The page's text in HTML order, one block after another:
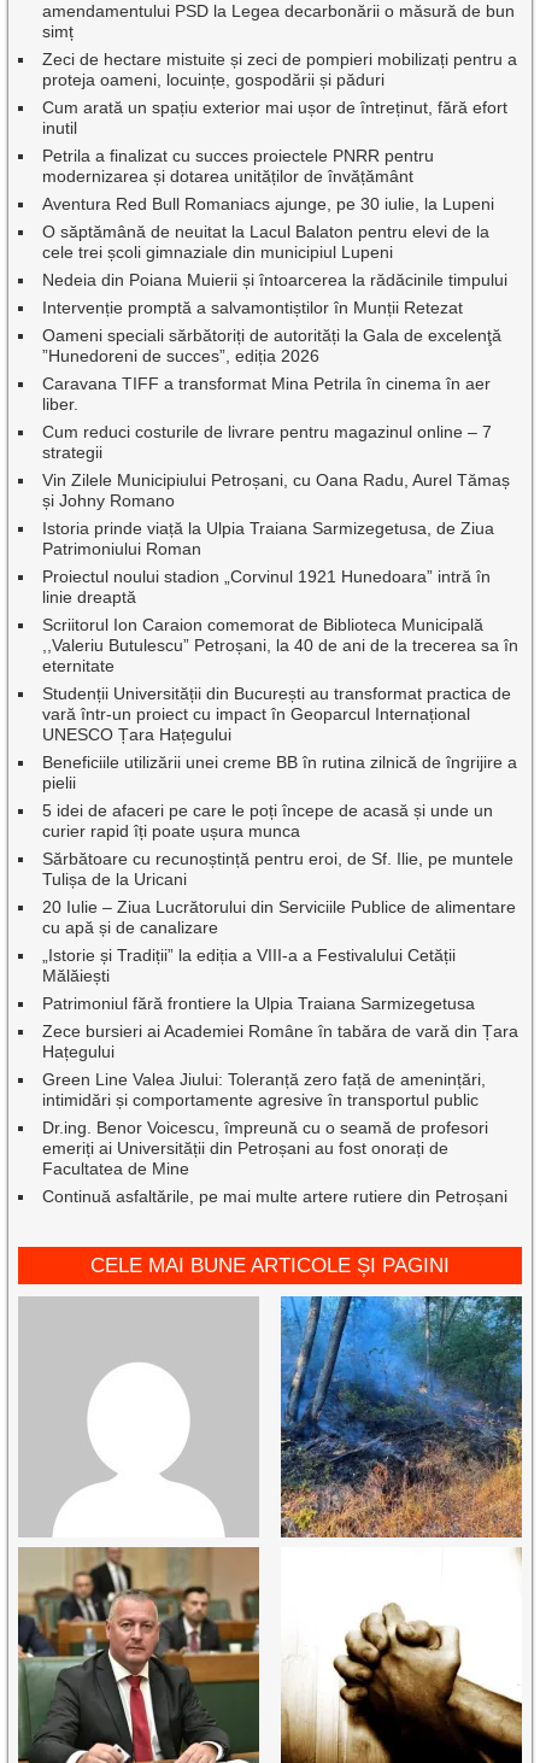
amendamentului PSD la Legea decarbonării o măsură de bun
simț
Zeci de hectare mistuite și zeci de pompieri mobilizați pentru a
proteja oameni, locuințe, gospodării și păduri
Cum arată un spațiu exterior mai ușor de întreținut, fără efort
inutil
Petrila a finalizat cu succes proiectele PNRR pentru
modernizarea și dotarea unităților de învățământ
Aventura Red Bull Romaniacs ajunge, pe 30 iulie, la Lupeni
O săptămână de neuitat la Lacul Balaton pentru elevi de la
cele trei școli gimnaziale din municipiul Lupeni
Nedeia din Poiana Muierii și întoarcerea la rădăcinile timpului
Intervenție promptă a salvamontiștilor în Munții Retezat
Oameni speciali sărbătoriți de autorități la Gala de excelenţă
”Hunedoreni de succes”, ediția 2026
Caravana TIFF a transformat Mina Petrila în cinema în aer
liber.
Cum reduci costurile de livrare pentru magazinul online – 7
strategii
Vin Zilele Municipiului Petroșani, cu Oana Radu, Aurel Tămaș
și Johny Romano
Istoria prinde viață la Ulpia Traiana Sarmizegetusa, de Ziua
Patrimoniului Roman
Proiectul noului stadion „Corvinul 1921 Hunedoara” intră în
linie dreaptă
Scriitorul Ion Caraion comemorat de Biblioteca Municipală
,,Valeriu Butulescu” Petroșani, la 40 de ani de la trecerea sa în
eternitate
Studenții Universității din București au transformat practica de
vară într-un proiect cu impact în Geoparcul Internațional
UNESCO Țara Hațegului
Beneficiile utilizării unei creme BB în rutina zilnică de îngrijire a
pielii
5 idei de afaceri pe care le poți începe de acasă și unde un
curier rapid îți poate ușura munca
Sărbătoare cu recunoștință pentru eroi, de Sf. Ilie, pe muntele
Tulișa de la Uricani
20 Iulie – Ziua Lucrătorului din Serviciile Publice de alimentare
cu apă și de canalizare
„Istorie și Tradiții” la ediția a VIII-a a Festivalului Cetății
Mălăiești
Patrimoniul fără frontiere la Ulpia Traiana Sarmizegetusa
Zece bursieri ai Academiei Române în tabăra de vară din Țara
Hațegului
Green Line Valea Jiului: Toleranță zero față de amenințări,
intimidări și comportamente agresive în transportul public
Dr.ing. Benor Voicescu, împreună cu o seamă de profesori
emeriți ai Universității din Petroșani au fost onorați de
Facultatea de Mine
Continuă asfaltările, pe mai multe artere rutiere din Petroșani
CELE MAI BUNE ARTICOLE ȘI PAGINI